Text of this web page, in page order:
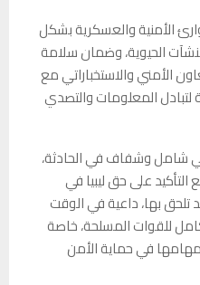
الأمنية والعسكرية بشكل
الحيوية، وضمان سلامة
الأمني والاستخباراتي مع
لتبادل المعلومات والتصدي
شامل وشفاف في الحادثة،
على حق ليبيا في
تلحق بها، داعية في الوقت
للقوات المسلحة، خاصة
مهامها في حماية الأمن